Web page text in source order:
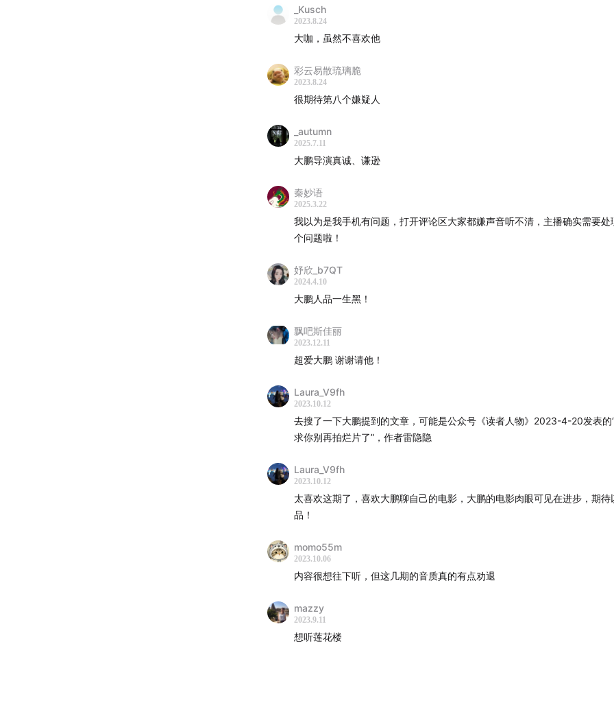
_Kusch
2023.8.24
大咖，虽然不喜欢他
彩云易散琉璃脆
2023.8.24
很期待第八个嫌疑人
_autumn
2025.7.11
大鹏导演真诚、谦逊
秦妙语
2025.3.22
我以为是我手机有问题，打开评论区大家都嫌声音听不清，主播确实需要处
个问题啦！
妤欣_b7QT
2024.4.10
大鹏人品一生黑！
飘吧斯佳丽
2023.12.11
超爱大鹏 谢谢请他！
Laura_V9fh
2023.10.12
去搜了一下大鹏提到的文章，可能是公众号《读者人物》2023-4-20发表的
求你别再拍烂片了”，作者雷隐隐
Laura_V9fh
2023.10.12
太喜欢这期了，喜欢大鹏聊自己的电影，大鹏的电影肉眼可见在进步，期待
品！
momo55m
2023.10.06
内容很想往下听，但这几期的音质真的有点劝退
mazzy
2023.9.11
想听莲花楼